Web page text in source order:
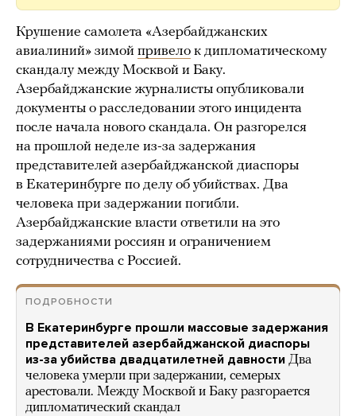
Крушение самолета «Азербайджанских
авиалиний» зимой привело к дипломатическому
скандалу между Москвой и Баку.
Азербайджанские журналисты опубликовали
документы о расследовании этого инцидента
после начала нового скандала. Он разгорелся
на прошлой неделе из-за задержания
представителей азербайджанской диаспоры
в Екатеринбурге по делу об убийствах. Два
человека при задержании погибли.
Азербайджанские власти ответили на это
задержаниями россиян и ограничением
сотрудничества с Россией.
ПОДРОБНОСТИ
В Екатеринбурге прошли массовые задержания
представителей азербайджанской диаспоры
из-за убийства двадцатилетней давности Два
человека умерли при задержании, семерых
арестовали. Между Москвой и Баку разгорается
дипломатический скандал